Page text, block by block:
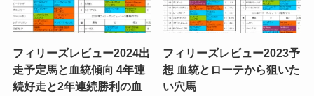
フィリーズレビュー2024出
走予定馬と血統傾向 4年連
続好走と2年連続勝利の血
フィリーズレビュー2023予
想 血統とローテから狙いた
い穴馬